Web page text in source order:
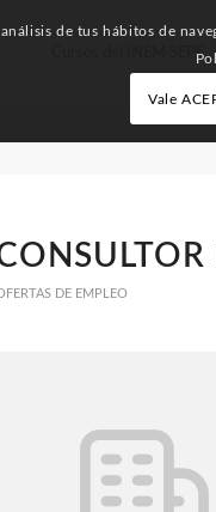
Cursos del INEM SEPE
DE EMPLEO
de tus hábitos de
Vale